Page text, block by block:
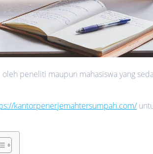
peneliti maupun mahasiswa yang
kantorpenerjemahtersumpah.com/